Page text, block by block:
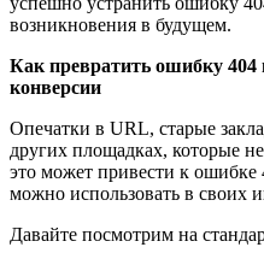
возникновения в будущем.
Как превратить ошибку 404
конверсии
Опечатки в URL, старые
других площадках, которые
это может привести к
можно использовать в своих
Давайте посмотрим на